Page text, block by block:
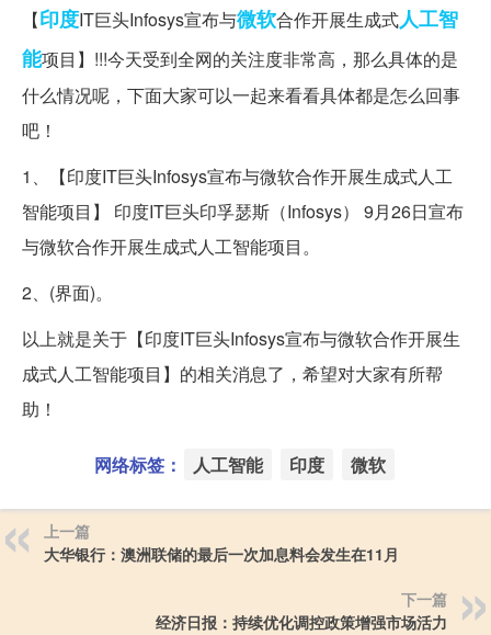
【印度IT巨头Infosys宣布与微软合作开展生成式人工智
能项目】!!!今天受到全网的关注度非常高，那么具体的是
什么情况呢，下面大家可以一起来看看具体都是怎么回事
吧！
1、【印度IT巨头Infosys宣布与微软合作开展生成式人工
智能项目】 印度IT巨头印孚瑟斯（Infosys） 9月26日宣布
与微软合作开展生成式人工智能项目。
2、(界面)。
以上就是关于【印度IT巨头Infosys宣布与微软合作开展生
成式人工智能项目】的相关消息了，希望对大家有所帮
助！
网络标签： 人工智能 印度 微软
上一篇
大华银行：澳洲联储的最后一次加息料会发生在11月
下一篇
经济日报：持续优化调控政策增强市场活力